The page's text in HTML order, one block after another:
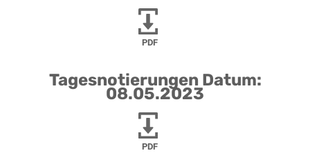
PDF
Tagesnotierungen Datum:
08.05.2023
PDF